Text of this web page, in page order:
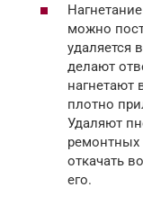
можно
удаляется
делают
нагнетают
плотно
Удаляют
ремонтных
откачать
его.